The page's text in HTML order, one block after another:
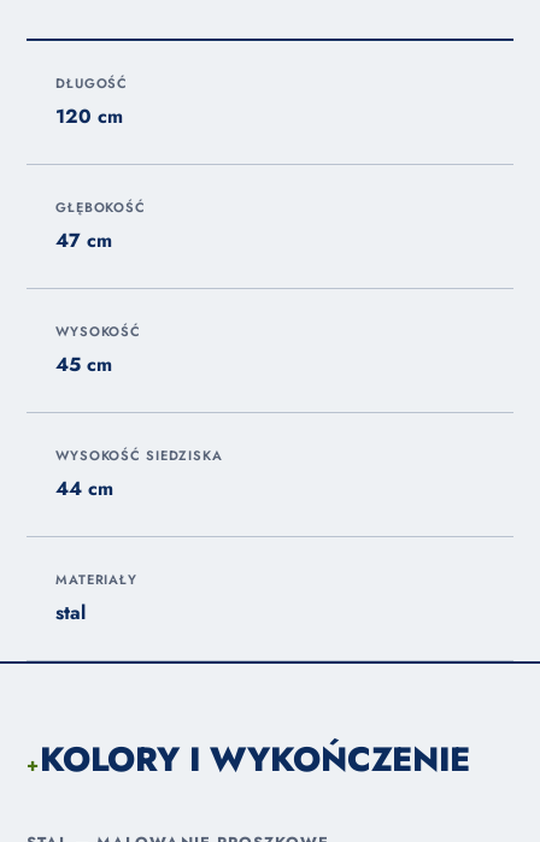
DŁUGOŚĆ
120 cm
GŁĘBOKOŚĆ
47 cm
WYSOKOŚĆ
45 cm
WYSOKOŚĆ SIEDZISKA
44 cm
MATERIAŁY
stal
+KOLORY I WYKOŃCZENIE